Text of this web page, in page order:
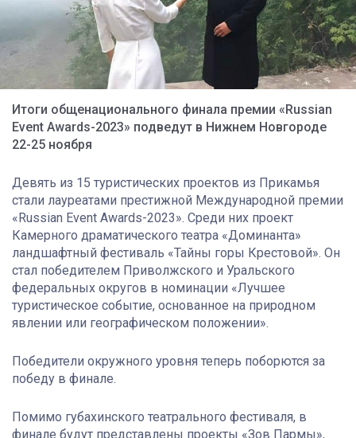
Итоги общенационального финала премии «Russian
Event Awards-2023» подведут в Нижнем Новгороде
22-25 ноября
Девять из 15 туристических проектов из Прикамья
стали лауреатами престижной Международной премии
«Russian Event Awards-2023». Среди них проект
Камерного драматического театра «Доминанта»
ландшафтный фестиваль «Тайны горы Крестовой». Он
стал победителем Приволжского и Уральского
федеральных округов в номинации «Лучшее
туристическое событие, основанное на природном
явлении или географическом положении».
Победители окружного уровня теперь поборются за
победу в финале.
Помимо губахинского театрального фестиваля, в
финале будут представлены проекты «Зов Пармы»,